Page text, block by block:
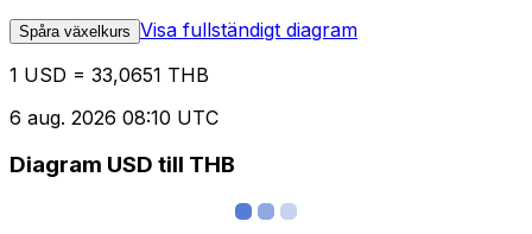
Spåra växelkurs Visa fullständigt diagram
1 USD = 33,0651 THB
6 aug. 2026 08:10 UTC
Diagram USD till THB